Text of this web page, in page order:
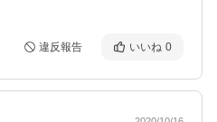
違反報告 いいね 0